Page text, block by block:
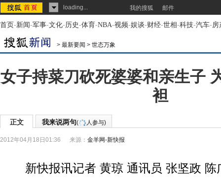
loading... 我的搜狐 邮件
首页-新闻-军事-文化-历史-体育-NBA-视频-娱谈-财经-世相-科技-汽车-房
> 最新要闻 > 世态万象
女子持菜刀砍死婆婆和亲生子
袒
正文 我来说两句( 人参与)
2012年04月18日01:36 来源： 金羊网-新快报
新快报讯记者 黄琼 通讯员 张坚政 陈